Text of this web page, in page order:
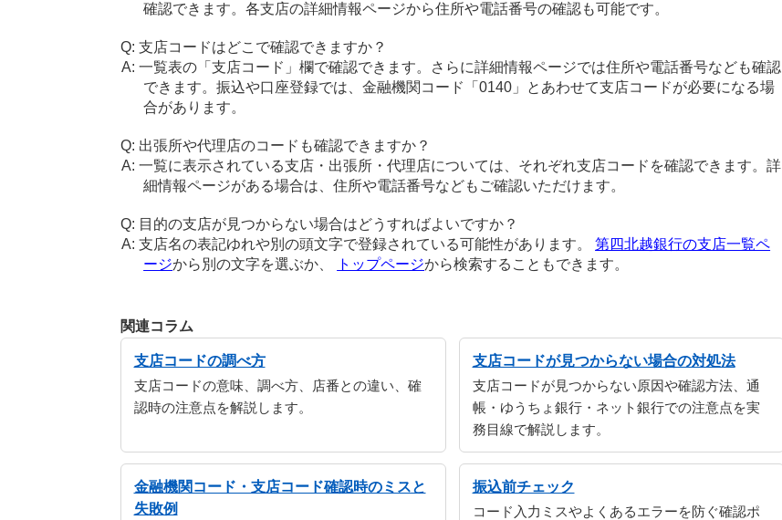
確認できます。各支店の詳細情報ページから住所や電話番号の確認も可能です。
支店コードはどこで確認できますか？
一覧表の「支店コード」欄で確認できます。さらに詳細情報ページでは住所や電話番号なども確認
できます。振込や口座登録では、金融機関コード「0140」とあわせて支店コードが必要になる場
合があります。
出張所や代理店のコードも確認できますか？
一覧に表示されている支店・出張所・代理店については、それぞれ支店コードを確認できます。詳
細情報ページがある場合は、住所や電話番号などもご確認いただけます。
目的の支店が見つからない場合はどうすればよいですか？
支店名の表記ゆれや別の頭文字で登録されている可能性があります。第四北越銀行の支店一覧ペ
ージから別の文字を選ぶか、 トップページから検索することもできます。
関連コラム
支店コードの調べ方
支店コードの意味、調べ方、店番との違い、確
認時の注意点を解説します。
支店コードが見つからない場合の対処法
支店コードが見つからない原因や確認方法、通
帳・ゆうちょ銀行・ネット銀行での注意点を実
務目線で解説します。
金融機関コード・支店コード確認時のミスと
失敗例
振込前チェック
コード入力ミスやよくあるエラーを防ぐ確認ポ